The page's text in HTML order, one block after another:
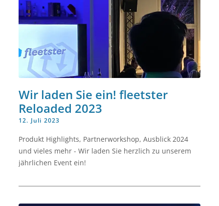
Wir laden Sie ein! fleetster
Reloaded 2023
12. Juli 2023
Produkt Highlights, Partnerworkshop, Ausblick 2024
und vieles mehr - Wir laden Sie herzlich zu unserem
jährlichen Event ein!